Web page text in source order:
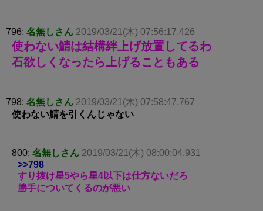
796: 名無しさん 2019/03/21(木) 07:56:17.426
使わない鯖は結構絆上げ放置してるわ
石欲しくなったら上げることもある
798: 名無しさん 2019/03/21(木) 07:58:47.767
使わない鯖を引くんじゃない
800: 名無しさん 2019/03/21(木) 08:00:04.931
>>798
すり抜け星5やら星4以下は仕方ないだろ
勝手についてくるのが悪い